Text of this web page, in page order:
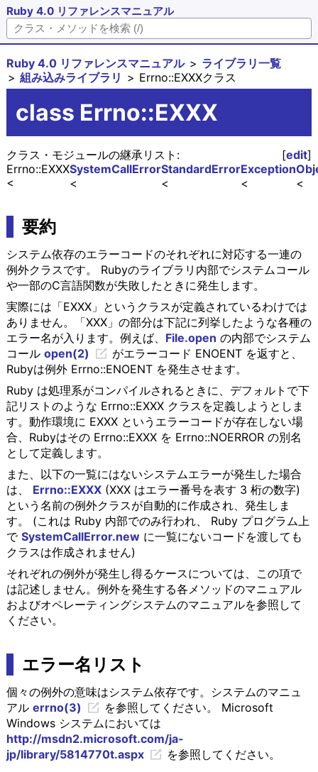
Ruby 4.0 リファレンスマニュアル
Ruby 4.0 リファレンスマニュアル
ライブラリ一覧
組み込みライブラリ
Errno::EXXXクラス
class Errno::EXXX
[edit]
クラス・モジュールの継承リスト:
Exception
StandardError
SystemCallError
Errno::EXXX
要約
システム依存のエラーコードのそれぞれに対応する一連の
例外クラスです。 Rubyのライブラリ内部でシステムコール
や一部のC言語関数が失敗したときに発生します。
実際には「EXXX」というクラスが定義されているわけでは
ありません。「XXX」の部分は下記に列挙したような各種の
エラー名が入ります。例えば、 File.open の内部でシステム
コール open(2)
がエラーコード ENOENT を返すと、
Rubyは例外 Errno::ENOENT を発生させます。
Ruby は処理系がコンパイルされるときに、デフォルトで下
記リストのような Errno::EXXX クラスを定義しようとしま
す。動作環境に EXXX というエラーコードが存在しない場
合、Rubyはその Errno::EXXX を Errno::NOERROR の別名
として定義します。
また、以下の一覧にはないシステムエラーが発生した場合
は、 Errno::EXXX(XXX はエラー番号を表す 3 桁の数字)
という名前の例外クラスが自動的に作成され、発生しま
す。 (これは Ruby 内部でのみ行われ、 Ruby プログラム上
で SystemCallError.newに一覧にないコードを渡しても
クラスは作成されません)
それぞれの例外が発生し得るケースについては、この項で
は記述しません。例外を発生する各メソッドのマニュアル
およびオペレーティングシステムのマニュアルを参照して
ください。
エラー名リスト
個々の例外の意味はシステム依存です。システムのマニュ
アル errno(3)
を参照してください。 Microsoft
Windows システムにおいては
http://msdn2.microsoft.com/ja-
jp/library/5814770t.aspx
を参照してください。